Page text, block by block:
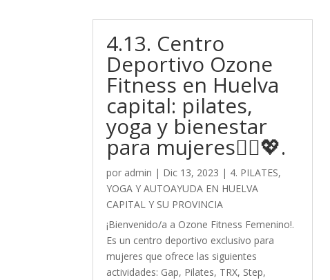
4.13. Centro
Deportivo Ozone
Fitness en Huelva
capital: pilates,
yoga y bienestar
para mujeres🧘‍♀️💖.
por admin | Dic 13, 2023 | 4. PILATES,
YOGA Y AUTOAYUDA EN HUELVA
CAPITAL Y SU PROVINCIA
¡Bienvenido/a a Ozone Fitness Femenino!.
Es un centro deportivo exclusivo para
mujeres que ofrece las siguientes
actividades: Gap, Pilates, TRX, Step,